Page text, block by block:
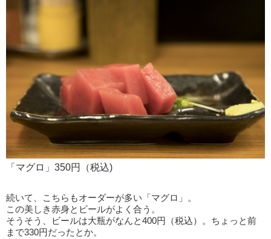
「マグロ」350円（税込)
続いて、こちらもオーダーが多い「マグロ」。
この美しき赤身とビールがよく合う。
そうそう、ビールは大瓶がなんと400円（税込）。ちょっと前
まで330円だったとか。